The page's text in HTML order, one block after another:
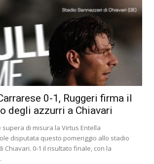
0-1, Ruggeri firma il
degli azzurri a Chiavari
supera di misura la Virtus Entella
disputata questo pomeriggio allo stadio
Chiavari. 0-1 il risultato finale, con la